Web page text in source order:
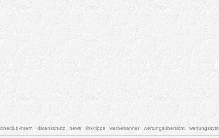
cineclub-intern datenschutz news link-tipps werbebanner wertungsübersicht